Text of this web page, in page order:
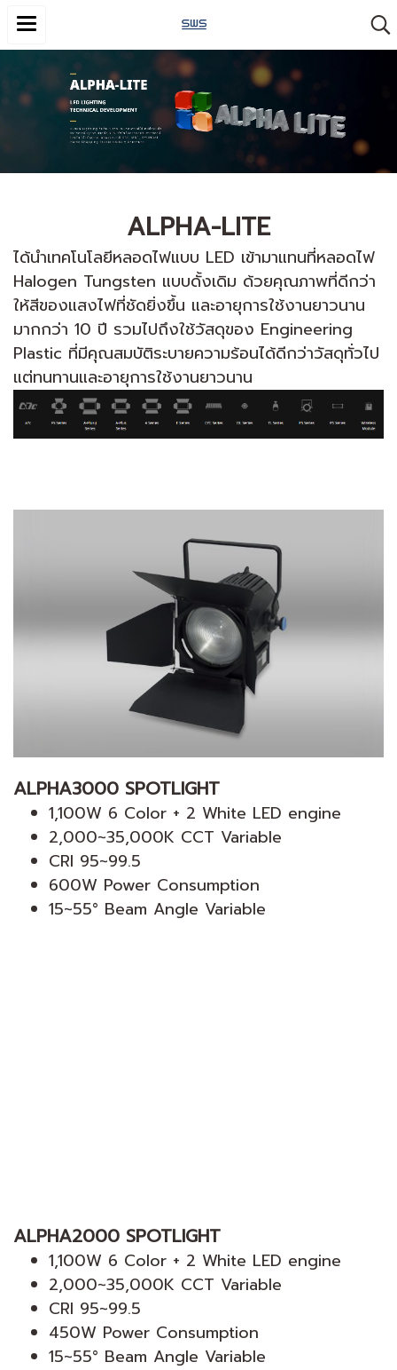
ALPHA-LITE
ได้นำเทคโนโลยีหลอดไฟแบบ LED เข้ามาแทนที่หลอดไฟ
Halogen Tungsten แบบดั้งเดิม ด้วยคุณภาพที่ดีกว่า
ให้สีของแสงไฟที่ชัดยิ่งขึ้น และอายุการใช้งานยาวนาน
มากกว่า 10 ปี รวมไปถึงใช้วัสดุของ Engineering
Plastic ที่มีคุณสมบัติระบายความร้อนได้ดีกว่าวัสดุทั่วไป
แต่ทนทานและอายุการใช้งานยาวนาน
ALPHA3000 SPOTLIGHT
1,100W 6 Color + 2 White LED engine
2,000~35,000K CCT Variable
CRI 95~99.5
600W Power Consumption
15~55° Beam Angle Variable
ALPHA2000 SPOTLIGHT
1,100W 6 Color + 2 White LED engine
2,000~35,000K CCT Variable
CRI 95~99.5
450W Power Consumption
15~55° Beam Angle Variable